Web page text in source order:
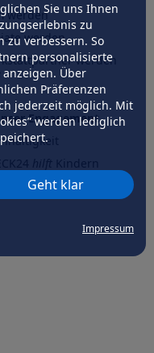
Sie uns Ihnen
zu
zu verbessern. So
personalisierte
Über
Präferenzen
jederzeit möglich. Mit
werden lediglich
Geht klar
Impressum
werden
werden
werden
Engagement
hilftder Natur